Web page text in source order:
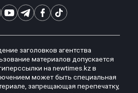
заголовков агентства
материалов допускается
на newtimes.kz в
может быть специальная
запрещающая перепечатку,